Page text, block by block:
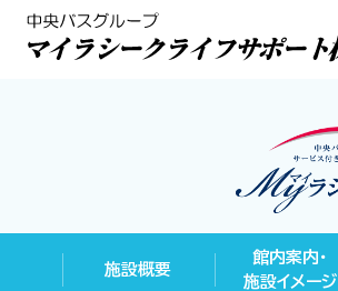
施設概要
館内案内・
施設イメージ